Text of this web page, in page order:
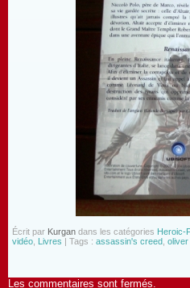
Écrit par Kurgan dans les catégories Heroic-
vidéo Livres | Tags : assassin's creed oliver
Les commentaires sont fermés.